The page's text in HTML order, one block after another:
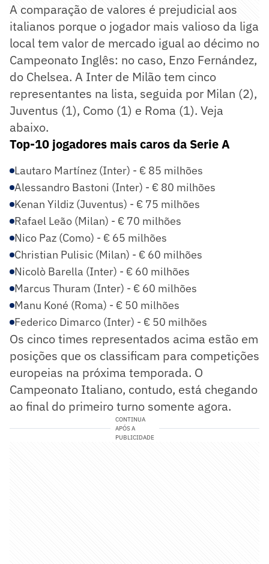
A comparação de valores é prejudicial aos
italianos porque o jogador mais valioso da liga
local tem valor de mercado igual ao décimo no
Campeonato Inglês: no caso, Enzo Fernández,
do Chelsea. A Inter de Milão tem cinco
representantes na lista, seguida por Milan (2),
Juventus (1), Como (1) e Roma (1). Veja
abaixo.
Top-10 jogadores mais caros da Serie A
Lautaro Martínez (Inter) - € 85 milhões
Alessandro Bastoni (Inter) - € 80 milhões
Kenan Yildiz (Juventus) - € 75 milhões
Rafael Leão (Milan) - € 70 milhões
Nico Paz (Como) - € 65 milhões
Christian Pulisic (Milan) - € 60 milhões
Nicolò Barella (Inter) - € 60 milhões
Marcus Thuram (Inter) - € 60 milhões
Manu Koné (Roma) - € 50 milhões
Federico Dimarco (Inter) - € 50 milhões
Os cinco times representados acima estão em
posições que os classificam para competições
europeias na próxima temporada. O
Campeonato Italiano, contudo, está chegando
ao final do primeiro turno somente agora.
CONTINUA
APÓS A
PUBLICIDADE